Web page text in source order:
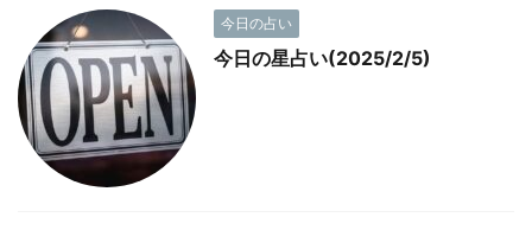
今日の占い
今日の星占い(2025/2/5)